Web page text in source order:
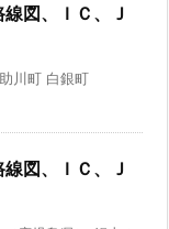
図、ＩＣ、Ｊ
川町 白銀町
図、ＩＣ、Ｊ